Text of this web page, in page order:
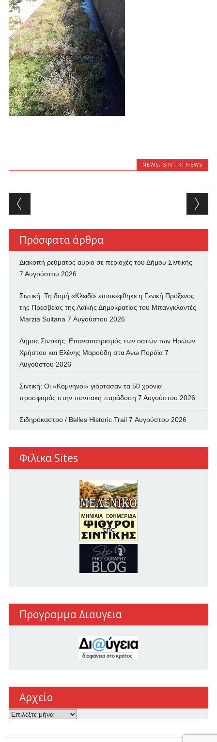
NEWS, SINTIKI NEWS
Post navigation
Πρόσφατα άρθρα
Διακοπή ρεύματος αύριο σε περιοχές του Δήμου Σιντικής
7 Αυγούστου 2026
Σιντική: Τη δομή «Κλειδί» επισκέφθηκε η Γενική Πρόξενος
της Πρεσβείας της Λαϊκής Δημοκρατίας του Μπανγκλαντές
Marzia Sultana 7 Αυγούστου 2026
Δήμος Σιντικής: Επαναπατρισμός των oστών των Ηρώων
Χρήστου και Ελένης Μαρούδη στα Ανω Πορόϊα 7
Αυγούστου 2026
Σιντική: Οι «Κομνηνοί» γιόρτασαν τα 50 χρόνια
προσφοράς στην ποντιακή παράδοση 7 Αυγούστου 2026
Σιδηρόκαστρο / Belles Historic Trail 7 Αυγούστου 2026
Φιλικα Sites
Προγραμμα Διαυγεια
Αρχείο
Αρχείο